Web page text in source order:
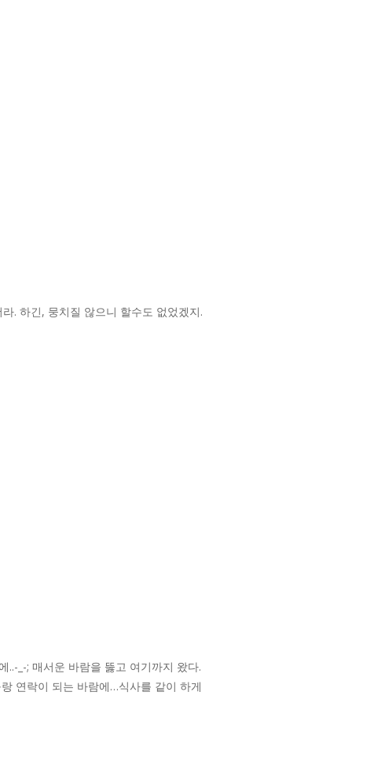
. 하긴, 뭉치질 않으니 할수도 없었겠지.
_-; 매서운 바람을 뚫고 여기까지 왔다.
연락이 되는 바람에…식사를 같이 하게